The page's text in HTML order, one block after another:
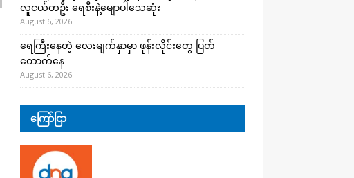
လူငယ်တဦး ရေစီးနဲ့မျောပါသေဆုံး
August 6, 2026
ရေကြီးနေတဲ့ လေးမျက်နှာမှာ ဖုန်းလိုင်းတွေ ပြတ်
တောက်နေ
August 6, 2026
ကြော်ငြာ